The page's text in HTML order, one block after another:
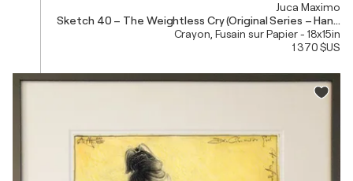
Juca Maximo
Sketch 40 – The Weightless Cry (Original Series – Hand
Crayon, Fusain sur Papier - 18x15in
1 370 $US